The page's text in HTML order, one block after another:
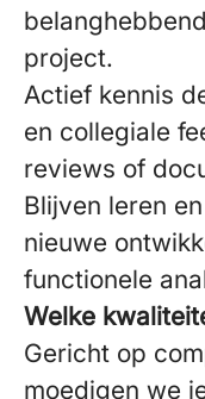
project.
Actief kennis
en collegiale
reviews of
Blijven leren
nieuwe
functionele
Welke
Gericht op
moedigen we